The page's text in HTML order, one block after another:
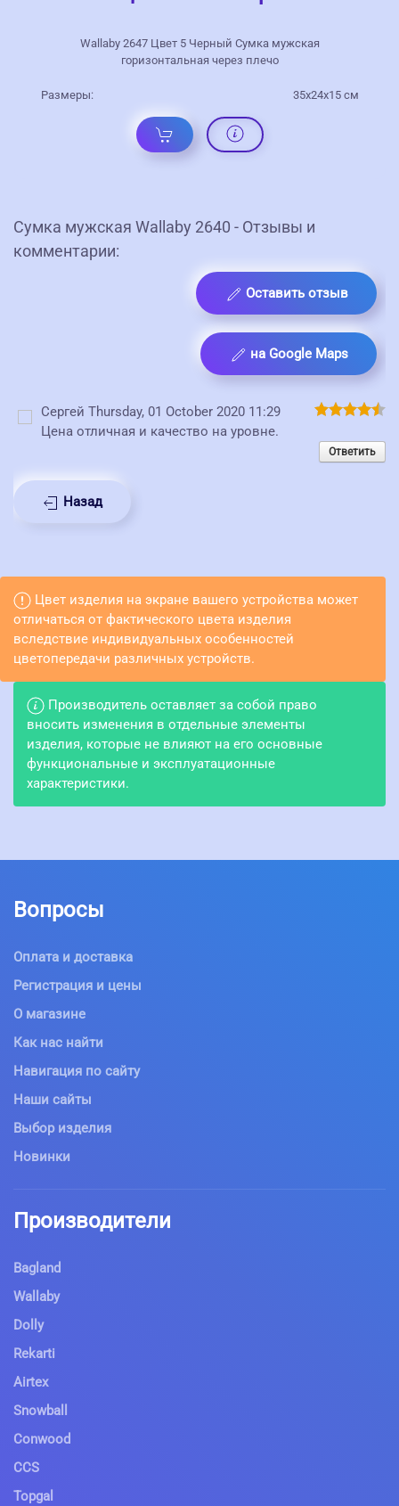
Wallaby 2647 Цвет 5 Черный Сумка мужская
горизонтальная через плечо
Размеры: 35x24x15 см
Сумка мужская Wallaby 2640 - Отзывы и
комментарии:
Оставить отзыв
на Google Maps
Сергей Thursday, 01 October 2020 11:29
Цена отличная и качество на уровне.
Ответить
Назад
Цвет изделия на экране вашего устройства может
отличаться от фактического цвета изделия
вследствие индивидуальных особенностей
цветопередачи различных устройств.
Производитель оставляет за собой право
вносить изменения в отдельные элементы
изделия, которые не влияют на его основные
функциональные и эксплуатационные
характеристики.
Вопросы
Оплата и доставка
Регистрация и цены
О магазине
Как нас найти
Навигация по сайту
Наши сайты
Выбор изделия
Новинки
Производители
Bagland
Wallaby
Dolly
Rekarti
Airtex
Snowball
Conwood
CCS
Topgal